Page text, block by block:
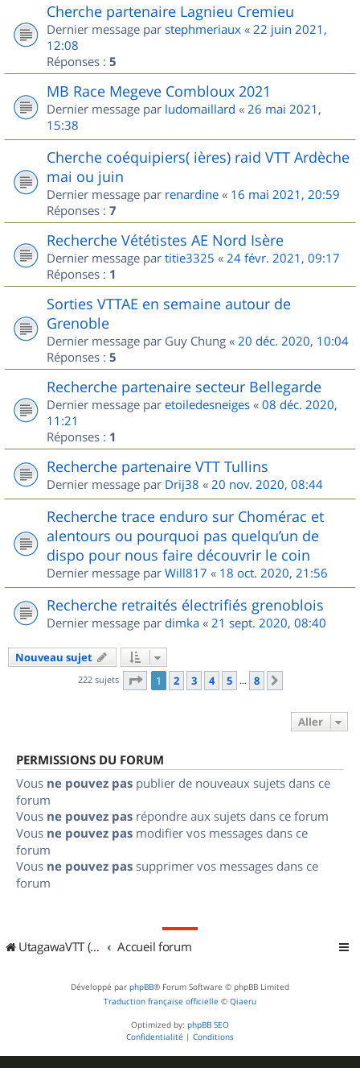
Cherche partenaire Lagnieu Cremieu
Dernier message par stephmeriaux « 22 juin 2021,
12:08
Réponses : 5
MB Race Megeve Combloux 2021
Dernier message par ludomaillard « 26 mai 2021,
15:38
Cherche coéquipiers( ières) raid VTT Ardèche
mai ou juin
Dernier message par renardine « 16 mai 2021, 20:59
Réponses : 7
Recherche Vététistes AE Nord Isère
Dernier message par titie3325 « 24 févr. 2021, 09:17
Réponses : 1
Sorties VTTAE en semaine autour de
Grenoble
Dernier message par Guy Chung « 20 déc. 2020, 10:04
Réponses : 5
Recherche partenaire secteur Bellegarde
Dernier message par etoiledesneiges « 08 déc. 2020,
11:21
Réponses : 1
Recherche partenaire VTT Tullins
Dernier message par Drij38 « 20 nov. 2020, 08:44
Recherche trace enduro sur Chomérac et
alentours ou pourquoi pas quelqu’un de
dispo pour nous faire découvrir le coin
Dernier message par Will817 « 18 oct. 2020, 21:56
Recherche retraités électrifiés grenoblois
Dernier message par dimka « 21 sept. 2020, 08:40
Nouveau sujet
222 sujets Page 1sur
1 2 3 4 5 … 8
Aller
PERMISSIONS DU FORUM
Vous ne pouvez pas publier de nouveaux sujets dans ce
forum
Vous ne pouvez pas répondre aux sujets dans ce forum
Vous ne pouvez pas modifier vos messages dans ce
forum
Vous ne pouvez pas supprimer vos messages dans ce
forum
UtagawaVTT (Randos VTT et VTTAE avec traces GPS) Accueil forum
Développé par phpBB® Forum Software © phpBB Limited
Traduction française officielle © Qiaeru
Optimized by: phpBB SEO
Confidentialité | Conditions